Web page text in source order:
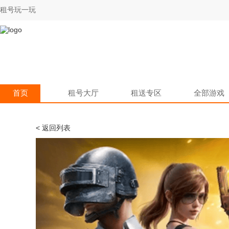
租号玩一玩
首页 租号大厅 租送专区 全部游戏
< 返回列表